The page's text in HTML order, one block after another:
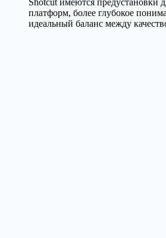
платформ, более глубокое
идеальный баланс между